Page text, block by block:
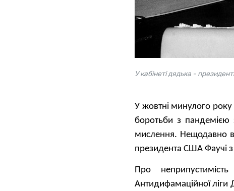
У кабінеті дядька -
У жовтні минулого
боротьби з пандемією
мислення. Нещодавно
президента США Фаучі з
Про
Антидифамаційної